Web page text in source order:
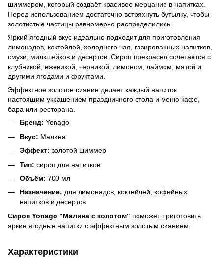
шиммером, который создаёт красивое мерцание в напитках.
Перед использованием достаточно встряхнуть бутылку, чтобы
золотистые частицы равномерно распределились.
Яркий ягодный вкус идеально подходит для приготовления
лимонадов, коктейлей, холодного чая, газированных напитков,
смузи, милкшейков и десертов. Сироп прекрасно сочетается с
клубникой, ежевикой, черникой, лимоном, лаймом, мятой и
другими ягодами и фруктами.
Эффектное золотое сияние делает каждый напиток
настоящим украшением праздничного стола и меню кафе,
бара или ресторана.
Бренд: Yonago
Вкус: Малина
Эффект: золотой шиммер
Тип: сироп для напитков
Объём: 700 мл
Назначение: для лимонадов, коктейлей, кофейных
напитков и десертов
Сироп Yonago "Малина с золотом" поможет приготовить
яркие ягодные напитки с эффектным золотым сиянием.
Характеристики